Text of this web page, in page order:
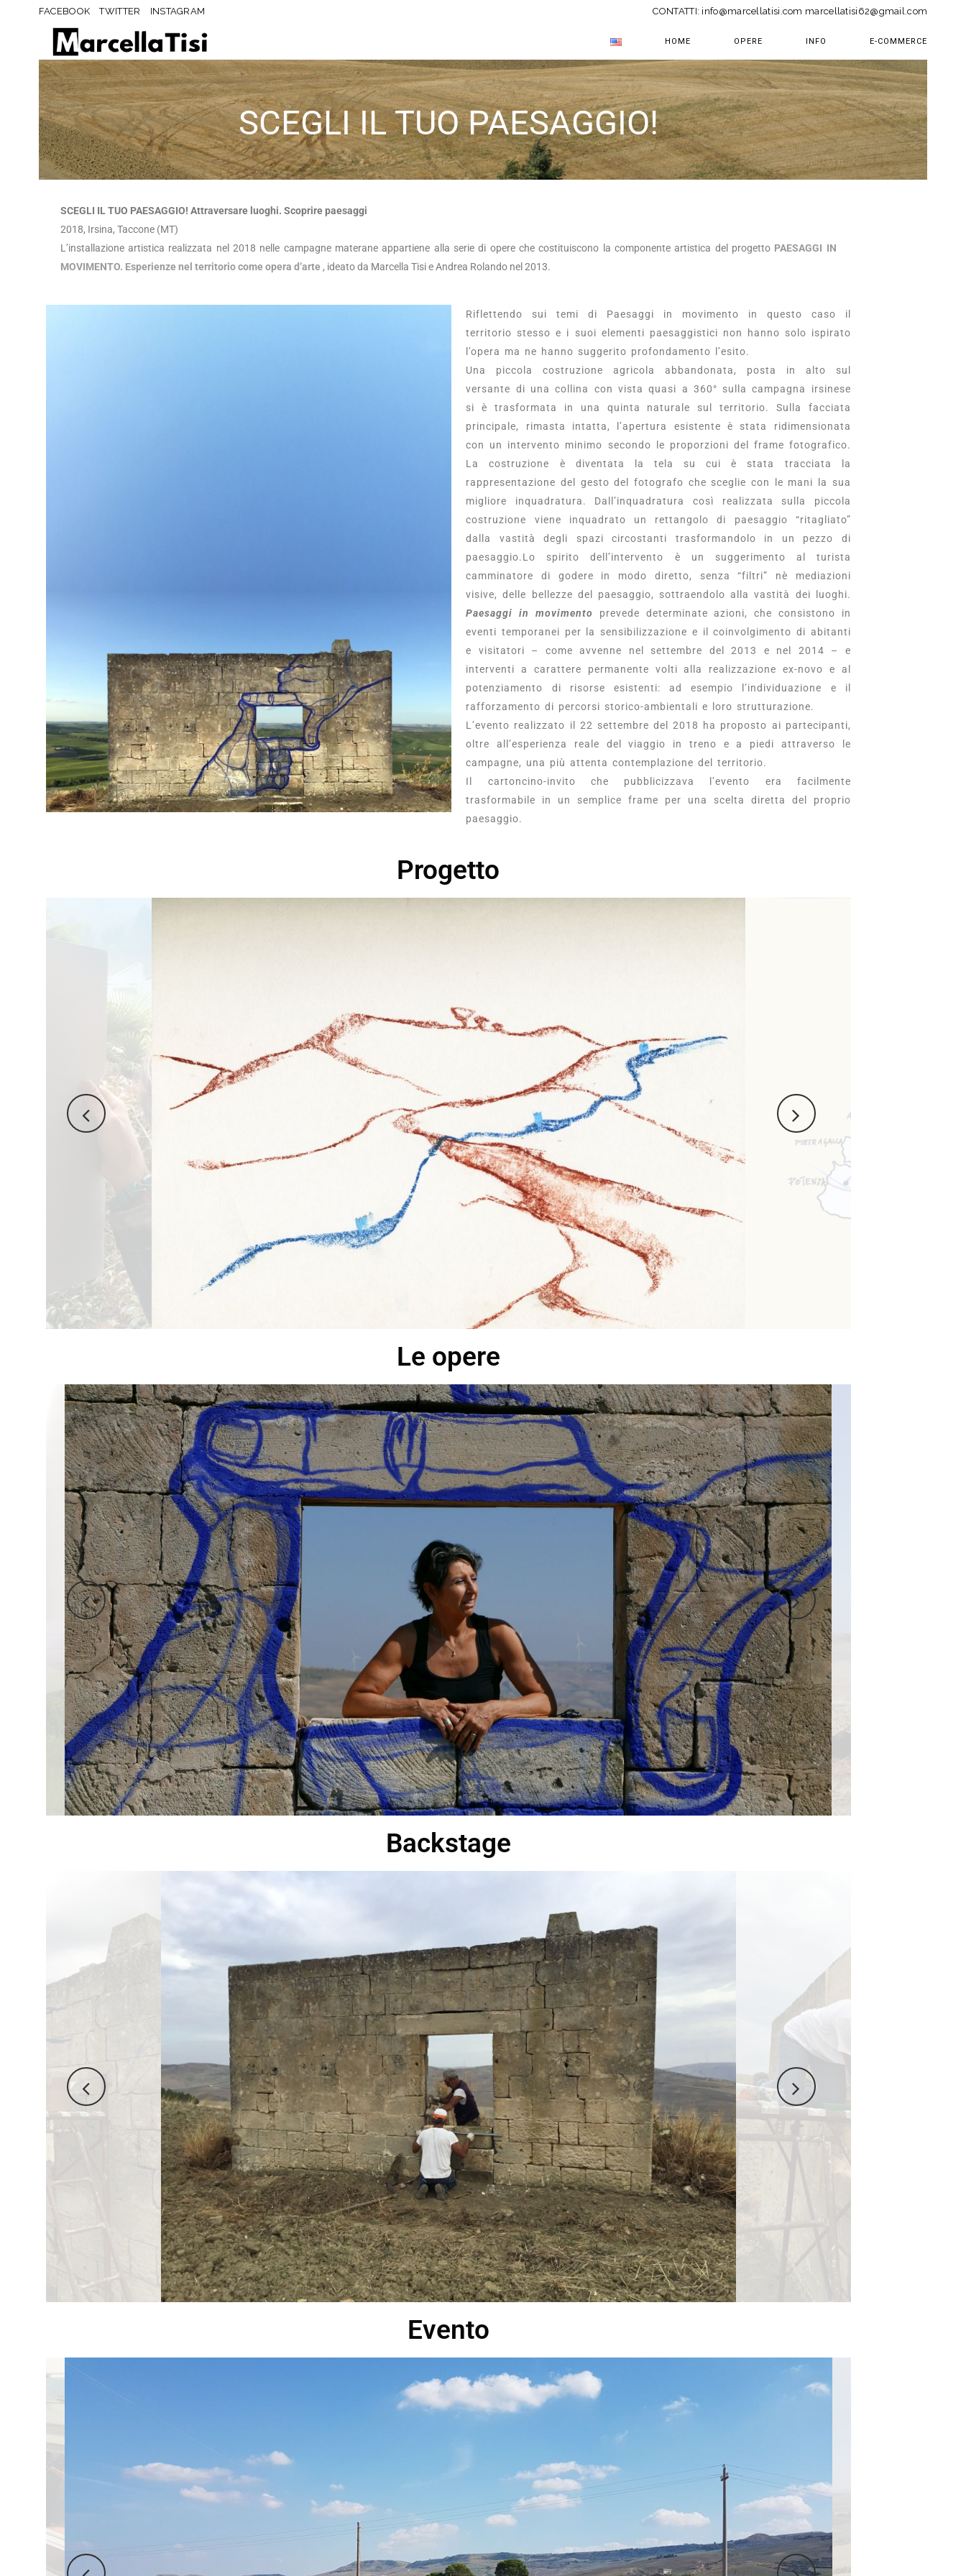
FACEBOOK TWITTER INSTAGRAM CONTATTI: info@marcellatisi.com marcellatisi62@gmail.com
HOME OPERE INFO E-COMMERCE
SCEGLI IL TUO PAESAGGIO!
SCEGLI IL TUO PAESAGGIO! Attraversare luoghi. Scoprire paesaggi
2018, Irsina, Taccone (MT)
L’installazione artistica realizzata nel 2018 nelle campagne materane appartiene alla serie di opere che costituiscono la componente artistica del progetto PAESAGGI IN
MOVIMENTO. Esperienze nel territorio come opera d’arte , ideato da Marcella Tisi e Andrea Rolando nel 2013.
Riflettendo sui temi di Paesaggi in movimento in questo caso il
territorio stesso e i suoi elementi paesaggistici non hanno solo ispirato
l’opera ma ne hanno suggerito profondamento l’esito.
Una piccola costruzione agricola abbandonata, posta in alto sul
versante di una collina con vista quasi a 360° sulla campagna irsinese
si è trasformata in una quinta naturale sul territorio. Sulla facciata
principale, rimasta intatta, l’apertura esistente è stata ridimensionata
con un intervento minimo secondo le proporzioni del frame fotografico.
La costruzione è diventata la tela su cui è stata tracciata la
rappresentazione del gesto del fotografo che sceglie con le mani la sua
migliore inquadratura. Dall’inquadratura così realizzata sulla piccola
costruzione viene inquadrato un rettangolo di paesaggio “ritagliato”
dalla vastità degli spazi circostanti trasformandolo in un pezzo di
paesaggio.Lo spirito dell’intervento è un suggerimento al turista
camminatore di godere in modo diretto, senza “filtri” nè mediazioni
visive, delle bellezze del paesaggio, sottraendolo alla vastità dei luoghi.
Paesaggi in movimento
prevede determinate azioni, che consistono in
eventi temporanei per la sensibilizzazione e il coinvolgimento di abitanti
e visitatori – come avvenne nel settembre del 2013 e nel 2014 – e
interventi a carattere permanente volti alla realizzazione ex-novo e al
potenziamento di risorse esistenti: ad esempio l’individuazione e il
rafforzamento di percorsi storico-ambientali e loro strutturazione.
L’evento realizzato il 22 settembre del 2018 ha proposto ai partecipanti,
oltre all’esperienza reale del viaggio in treno e a piedi attraverso le
campagne, una più attenta contemplazione del territorio.
Il cartoncino-invito che pubblicizzava l’evento era facilmente
trasformabile in un semplice frame per una scelta diretta del proprio
paesaggio.
Progetto
Le opere
Backstage
Evento